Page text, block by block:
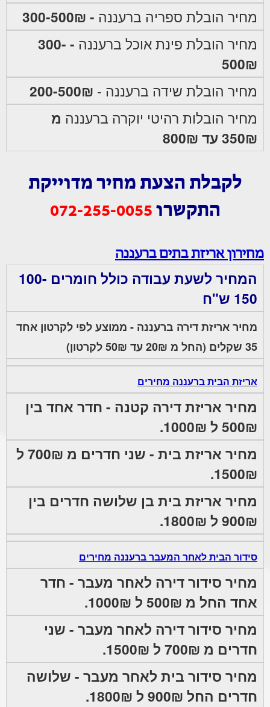
מחיר הובלת ספריה ברעננה - 300-500₪
מחיר הובלת פינת אוכל ברעננה
- 300-
500₪
מחיר הובלת שידה ברעננה - 200-500₪
מחיר הובלות רהיטי יוקרה ברעננה מ
350₪ עד 800₪
לקבלת הצעת מחיר מדוייקת
התקשרו 072-255-0055
מחירון אריזת בתים ברעננה
המחיר לשעת עבודה כולל חומרים 100-
150 ש"ח
מחיר אריזת דירה ברעננה - ממוצע לפי לקרטון אחד
35 שקלים (החל מ 20₪ עד 50₪ לקרטון)
אריזת הבית ברעננה מחירים
מחיר אריזת דירה קטנה - חדר אחד בין
500₪ ל 1000₪.
מחיר אריזת בית - שני חדרים מ 700₪ ל
1500₪.
מחיר אריזת בית בן שלושה חדרים בין
900₪ ל 1800₪.
סידור הבית לאחר המעבר ברעננה מחירים
מחיר סידור דירה לאחר מעבר - חדר
אחד החל מ 500₪ ל 1000₪.
מחיר סידור דירה לאחר מעבר - שני
חדרים מ 700₪ ל 1500₪.
מחיר סידור בית לאחר מעבר - שלושה
חדרים החל 900₪ ל 1800₪.